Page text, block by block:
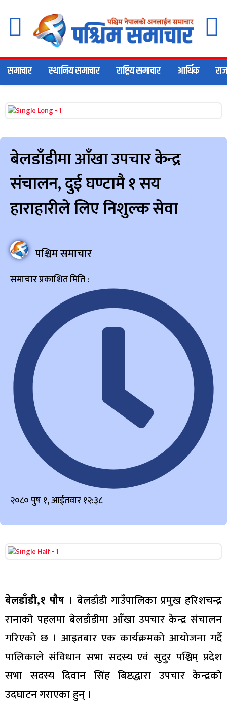
समाचार स्थानिय समाचार राष्ट्रिय समाचार आर्थिक
बेलडाँडीमा आँखा उपचार केन्द्र
संचालन, दुई घण्टामै १ सय
हाराहारीले लिए निशुल्क सेवा
पश्चिम समाचार
समाचार प्रकाशित मिति :
२०८० पुष १, आईतवार १२:३८
बेलडाँडी,१ पौष । बेलडाँडी गाउँपालिका प्रमुख हरिशचन्द्र
रानाको पहलमा बेलडाँडीमा आँखा उपचार केन्द्र संचालन
गरिएको छ । आइतबार एक कार्यक्रमको आयोजना गर्दै
पालिकाले संविधान सभा सदस्य एवं सुदुर पश्चिम् प्रदेश
सभा सदस्य दिवान सिंह बिष्टद्धारा उपचार केन्द्रको
उदघाटन गराएका हुन् ।